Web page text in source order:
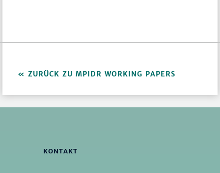
ZURÜCK ZU MPIDR WORKING PAPERS
KONTAKT